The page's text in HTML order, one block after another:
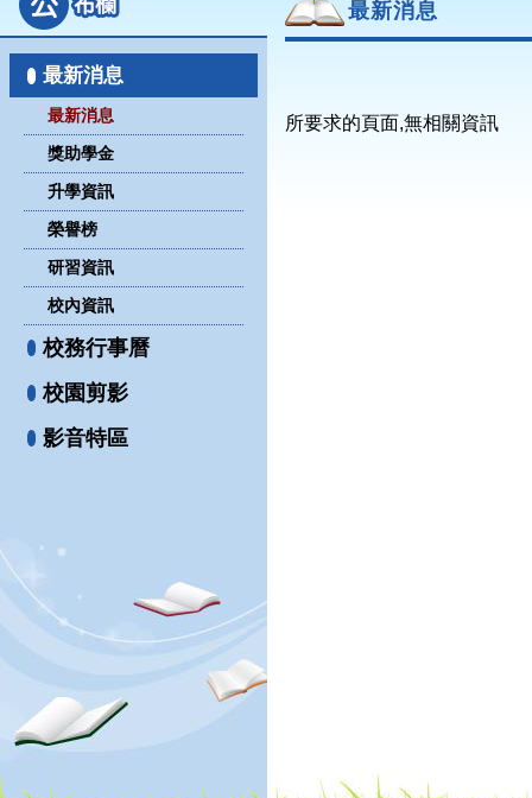
最新消息
最新消息
獎助學金
升學資訊
榮譽榜
研習資訊
校內資訊
校務行事曆
校園剪影
影音特區
最新消息
所要求的頁面,無相關資訊